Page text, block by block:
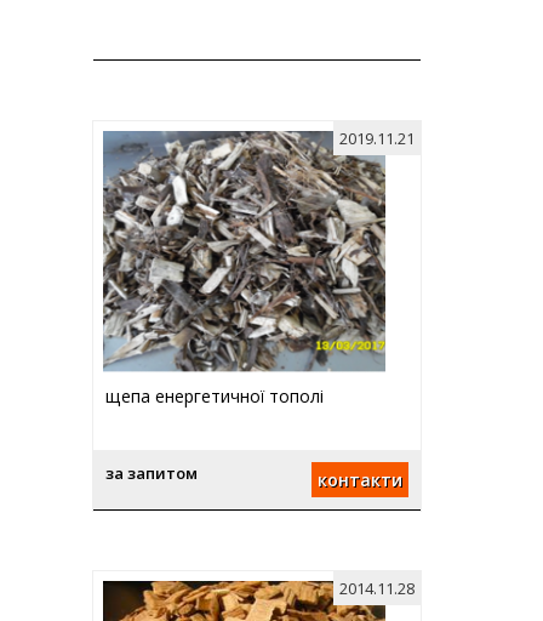
щепа енергетичної тополі
за запитом контакти
2019.11.21
2014.11.28